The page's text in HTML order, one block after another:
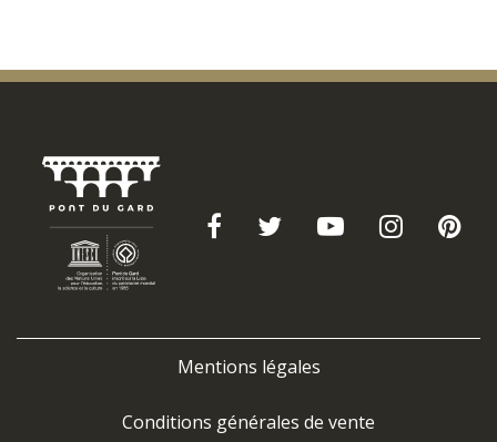
Mentions légales
Conditions générales de vente